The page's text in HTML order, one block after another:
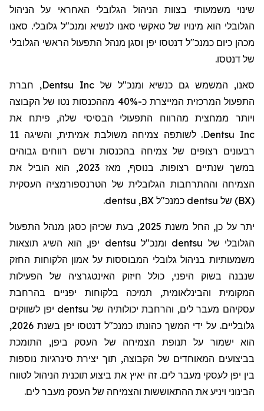
שינוי משמעותי בצוות הניהול הגלובלי האחראי על הניהול
הגלובלי הוא מינויו של טאקשי סאנו לנשיא ומנכ"ל גלובלי. סאנו
מכהן כיום כמנכ"ל דנטסו יפן וסגן מנהל התפעול הראשי הגלובלי
של דנטסו.
סאנו, המשמש גם כנשיא ומנכ"ל שלDentsu Inc, חברת
התפעול המרכזית המייצרת כ-40% מההכנסות נטו של הקבוצה
ויותר ממחצית מהרווח התפעולי הבסיסי שלה, פיתח את
Dentsu Inc
. לשותפה צמיחה משולבת אמיתית, והשיגה 11
רבעונים רצופים של צמיחה בהכנסות ורשם רווחים גבוהים
במשך שנתיים רצופות. בנוסף, מאז 2023, הוא הוביל את
הצמיחה וההתרחבות הגלובלית של הטרנספורמציה העסקית
(
BX) של dentsu כמנכ"ל BX
,
dentsu
.
יתר על כן, החל משנת 2025, בעת שכיהן כסגן מנהל התפעול
הגלובלי של dentsu ומנכ"ל dentsu יפן, הוא השיג תוצאות
משמעותיות בניהול גלובלי המבוססות על אמון הלקוחות החזק
שנבנה בשוק היפני, כולל חיזוק האינטגרציה של הפעילות
המקומית והבינלאומית, תמיכה בלקוחות יפניים בהרחבת
עסקיהם מעבר לים, והרחבת יכולותיה של dentsu יפן לשווקים
גלובליים. על ידי המשך כהונתו כמנכ"ל דנטסו
יפן בשנת 2026,
הוא ישמור על תנופת הצמיחה של העסק ביפן, התומכת
בביצועים המאוחדים של הקבוצה, תוך יצירת סינרגיות נוספות
בין יפן לעסקי מעבר לים. זה יאיץ את ביצוע תוכנית הניהול לטווח
הבינוני ויניע את ההתאוששות והצמיחה של העסק מעבר לים.